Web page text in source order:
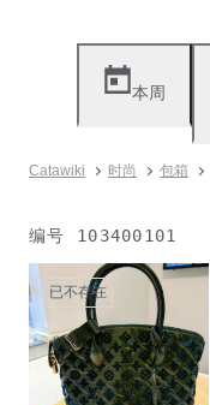
本周
Catawiki 时尚 包箱
编号 103400101
已不存在